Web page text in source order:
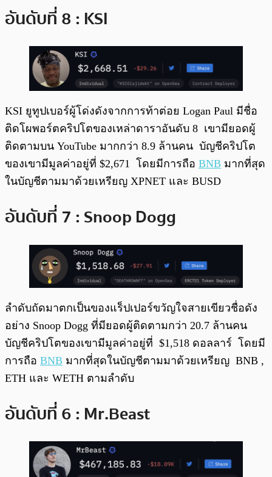
อันดับที่ 8 : KSI
KSI ยูทูปเบอร์ผู้โด่งดังจากการท้าต่อย Logan Paul มีชื่อ
ติดโผพอร์ตคริปโตของเหล่าดาราอันดับ 8 เขามียอดผู้
ติดตามบน YouTube มากกว่า 8.9 ล้านคน บัญชีคริปโต
ของเขามีมูลค่าอยู่ที่ $2,671 โดยมีการถือ BNB มากที่สุด
ในบัญชีตามมาด้วยเหรียญ XPNET และ BUSD
อันดับที่ 7 : Snoop Dogg
ลำดับถัดมาตกเป็นของแร็ปเปอร์ขวัญใจสายเขียวชื่อดัง
อย่าง Snoop Dogg ที่มียอดผู้ติดตามกว่า 20.7 ล้านคน
บัญชีคริปโตของเขามีมูลค่าอยู่ที่ $1,518 ดอลลาร์ โดยมี
การถือ BNB มากที่สุดในบัญชีตามมาด้วยเหรียญ BNB ,
ETH และ WETH ตามลำดับ
อันดับที่ 6 : Mr.Beast